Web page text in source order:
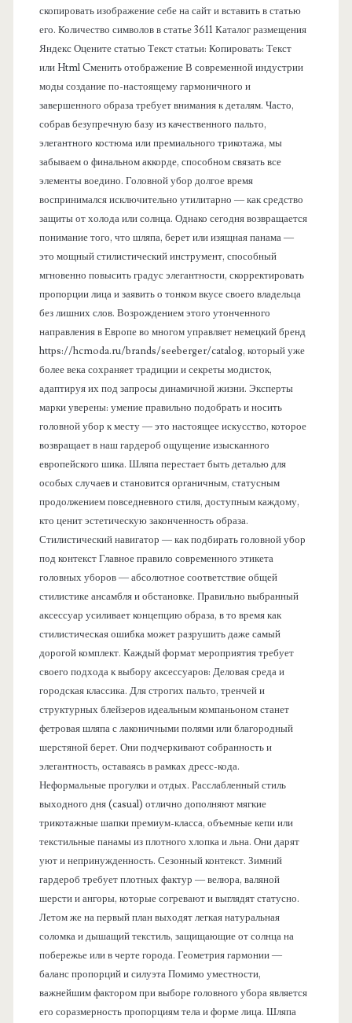
скопировать изображение себе на сайт и вставить в статью
его. Количество символов в статье 3611 Каталог размещения
Яндекс Оцените статью Текст статьи: Копировать: Текст
или Html Cменить отображение В современной индустрии
моды создание по-настоящему гармоничного и
завершенного образа требует внимания к деталям. Часто,
собрав безупречную базу из качественного пальто,
элегантного костюма или премиального трикотажа, мы
забываем о финальном аккорде, способном связать все
элементы воедино. Головной убор долгое время
воспринимался исключительно утилитарно — как средство
защиты от холода или солнца. Однако сегодня возвращается
понимание того, что шляпа, берет или изящная панама —
это мощный стилистический инструмент, способный
мгновенно повысить градус элегантности, скорректировать
пропорции лица и заявить о тонком вкусе своего владельца
без лишних слов. Возрождением этого утонченного
направления в Европе во многом управляет немецкий бренд
https://hcmoda.ru/brands/seeberger/catalog, который уже
более века сохраняет традиции и секреты модисток,
адаптируя их под запросы динамичной жизни. Эксперты
марки уверены: умение правильно подобрать и носить
головной убор к месту — это настоящее искусство, которое
возвращает в наш гардероб ощущение изысканного
европейского шика. Шляпа перестает быть деталью для
особых случаев и становится органичным, статусным
продолжением повседневного стиля, доступным каждому,
кто ценит эстетическую законченность образа.
Стилистический навигатор — как подбирать головной убор
под контекст Главное правило современного этикета
головных уборов — абсолютное соответствие общей
стилистике ансамбля и обстановке. Правильно выбранный
аксессуар усиливает концепцию образа, в то время как
стилистическая ошибка может разрушить даже самый
дорогой комплект. Каждый формат мероприятия требует
своего подхода к выбору аксессуаров: Деловая среда и
городская классика. Для строгих пальто, тренчей и
структурных блейзеров идеальным компаньоном станет
фетровая шляпа с лаконичными полями или благородный
шерстяной берет. Они подчеркивают собранность и
элегантность, оставаясь в рамках дресс-кода.
Неформальные прогулки и отдых. Расслабленный стиль
выходного дня (casual) отлично дополняют мягкие
трикотажные шапки премиум-класса, объемные кепи или
текстильные панамы из плотного хлопка и льна. Они дарят
уют и непринужденность. Сезонный контекст. Зимний
гардероб требует плотных фактур — велюра, валяной
шерсти и ангоры, которые согревают и выглядят статусно.
Летом же на первый план выходят легкая натуральная
соломка и дышащий текстиль, защищающие от солнца на
побережье или в черте города. Геометрия гармонии —
баланс пропорций и силуэта Помимо уместности,
важнейшим фактором при выборе головного убора является
его соразмерность пропорциям тела и форме лица. Шляпа